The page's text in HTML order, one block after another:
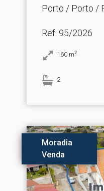
Porto / Porto /
Ref: 95/2026
160 m2
2
Moradia
Venda